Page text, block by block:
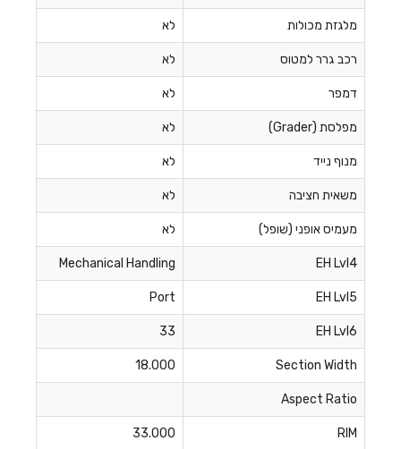
מלגזת מכולות לא
רכב גרר למטוס לא
דמפר לא
מפלסת (Grader) לא
מנוף נייד לא
משאית חציבה לא
מעמיס אופני (שופל) לא
EH Lvl4
Mechanical Handling
EH Lvl5
Port
EH Lvl6
33
Section Width
18.000
Aspect Ratio
RIM
33.000